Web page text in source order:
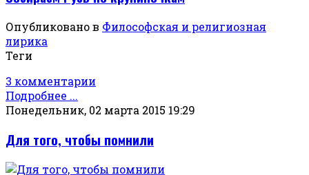
Опубликовано в Философская и религиозная
лирика
Теги
3 комментарии
Подробнее ...
Понедельник, 02 марта 2015 19:29
Для того, чтобы помнили